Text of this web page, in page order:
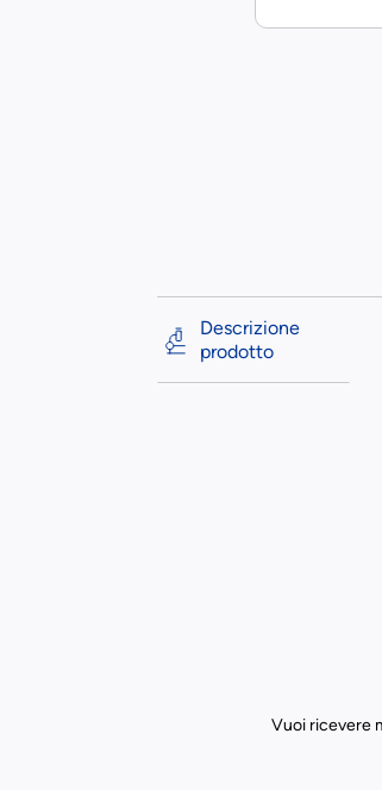
Descrizione
prodotto
Vuoi ricevere